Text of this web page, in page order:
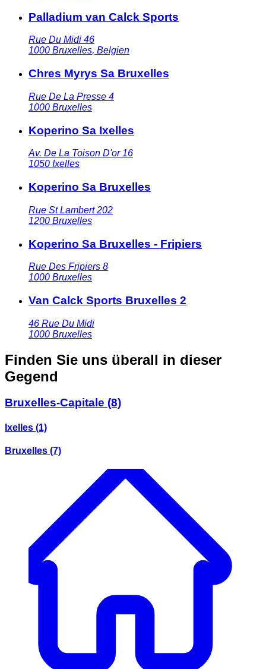
Palladium van Calck Sports
Rue Du Midi 46
1000 Bruxelles, Belgien
Chres Myrys Sa Bruxelles
Rue De La Presse 4
1000 Bruxelles
Koperino Sa Ixelles
Av. De La Toison D'or 16
1050 Ixelles
Koperino Sa Bruxelles
Rue St Lambert 202
1200 Bruxelles
Koperino Sa Bruxelles - Fripiers
Rue Des Fripiers 8
1000 Bruxelles
Van Calck Sports Bruxelles 2
46 Rue Du Midi
1000 Bruxelles
Finden Sie uns überall in dieser
Gegend
Bruxelles-Capitale (8)
Ixelles (1)
Bruxelles (7)